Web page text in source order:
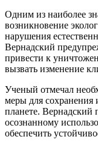
Одним из наиболее
возникновение
нарушения
Вернадский
привести к
вызвать изменение
Ученый отмечал
меры для сохранения
планете. Вернадский
осознанному
обеспечить